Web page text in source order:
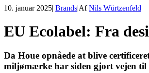
10. januar 2025| Brands|AfNils Würtzenfeld
EU Ecolabel: Fra
Da Houe opnåede at blive
miljømærke har siden gjort vejen